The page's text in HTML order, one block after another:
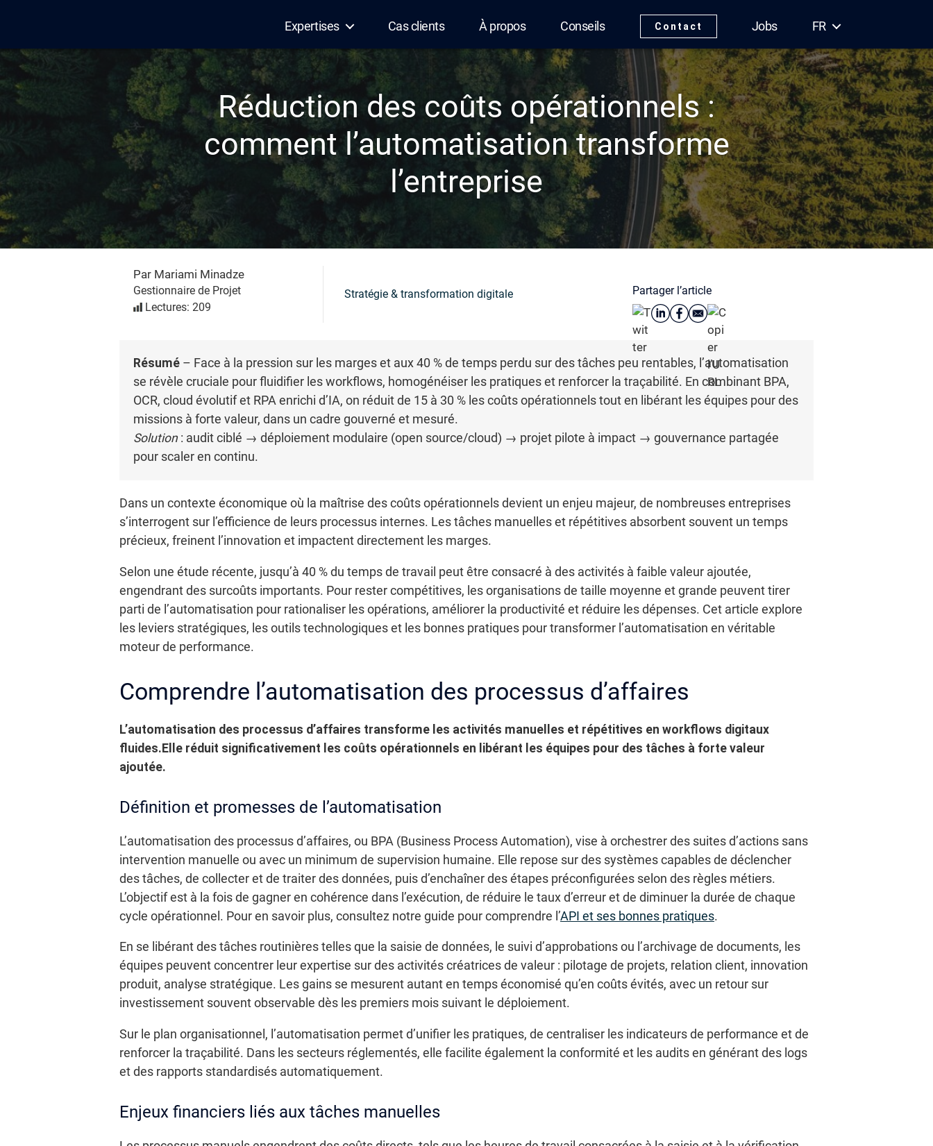
Expertises Cas clients À propos Conseils Contact Jobs FR
Réduction des coûts opérationnels :
comment l’automatisation transforme
l’entreprise
Par Mariami Minadze
Gestionnaire de Projet
Lectures: 209
Stratégie & transformation digitale Partager l’article
Résumé – Face à la pression sur les marges et aux 40 % de temps perdu sur des tâches peu rentables, l’automatisation
se révèle cruciale pour fluidifier les workflows, homogénéiser les pratiques et renforcer la traçabilité. En combinant BPA,
OCR, cloud évolutif et RPA enrichi d’IA, on réduit de 15 à 30 % les coûts opérationnels tout en libérant les équipes pour des
missions à forte valeur, dans un cadre gouverné et mesuré.
Solution : audit ciblé → déploiement modulaire (open source/cloud) → projet pilote à impact → gouvernance partagée
pour scaler en continu.
Dans un contexte économique où la maîtrise des coûts opérationnels devient un enjeu majeur, de nombreuses entreprises
s’interrogent sur l’efficience de leurs processus internes. Les tâches manuelles et répétitives absorbent souvent un temps
précieux, freinent l’innovation et impactent directement les marges.
Selon une étude récente, jusqu’à 40 % du temps de travail peut être consacré à des activités à faible valeur ajoutée,
engendrant des surcoûts importants. Pour rester compétitives, les organisations de taille moyenne et grande peuvent tirer
parti de l’automatisation pour rationaliser les opérations, améliorer la productivité et réduire les dépenses. Cet article explore
les leviers stratégiques, les outils technologiques et les bonnes pratiques pour transformer l’automatisation en véritable
moteur de performance.
Comprendre l’automatisation des processus d’affaires
L’automatisation des processus d’affaires transforme les activités manuelles et répétitives en workflows digitaux
fluides.Elle réduit significativement les coûts opérationnels en libérant les équipes pour des tâches à forte valeur
ajoutée.
Définition et promesses de l’automatisation
L’automatisation des processus d’affaires, ou BPA (Business Process Automation), vise à orchestrer des suites d’actions sans
intervention manuelle ou avec un minimum de supervision humaine. Elle repose sur des systèmes capables de déclencher
des tâches, de collecter et de traiter des données, puis d’enchaîner des étapes préconfigurées selon des règles métiers.
L’objectif est à la fois de gagner en cohérence dans l’exécution, de réduire le taux d’erreur et de diminuer la durée de chaque
cycle opérationnel. Pour en savoir plus, consultez notre guide pour comprendre l’API et ses bonnes pratiques.
En se libérant des tâches routinières telles que la saisie de données, le suivi d’approbations ou l’archivage de documents, les
équipes peuvent concentrer leur expertise sur des activités créatrices de valeur : pilotage de projets, relation client, innovation
produit, analyse stratégique. Les gains se mesurent autant en temps économisé qu’en coûts évités, avec un retour sur
investissement souvent observable dès les premiers mois suivant le déploiement.
Sur le plan organisationnel, l’automatisation permet d’unifier les pratiques, de centraliser les indicateurs de performance et de
renforcer la traçabilité. Dans les secteurs réglementés, elle facilite également la conformité et les audits en générant des logs
et des rapports standardisés automatiquement.
Enjeux financiers liés aux tâches manuelles